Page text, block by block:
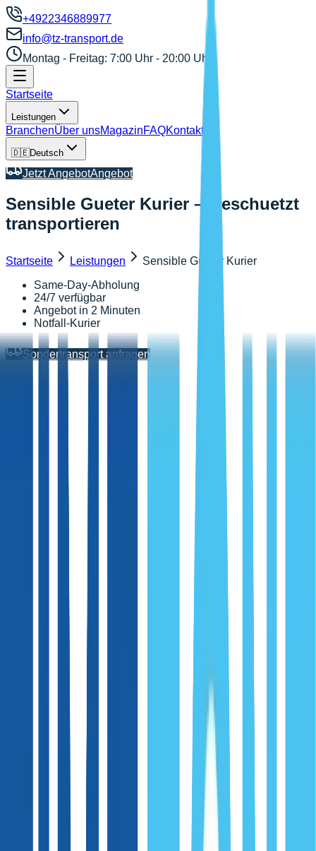
+4922346889977
info@tz-transport.de
Montag - Freitag: 7:00 Uhr - 20:00 Uhr
Startseite
Leistungen
BranchenÜber unsMagazinFAQKontakt
🇩🇪Deutsch
Jetzt AngebotAngebot
Sensible Gueter Kurier – Geschuetzt
transportieren
Startseite Leistungen
Sensible Gueter Kurier
Same-Day-Abholung
24/7 verfügbar
Angebot in 2 Minuten
Notfall-Kurier
Sondertransport anfragen